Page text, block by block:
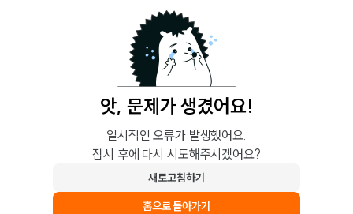
앗, 문제가 생겼어요!
일시적인 오류가 발생했어요.
잠시 후에 다시 시도해주시겠어요?
새로고침하기
홈으로 돌아가기